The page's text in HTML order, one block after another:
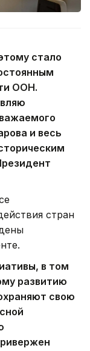
стало
ООН.
и весь
стран
в том
развитию
свою